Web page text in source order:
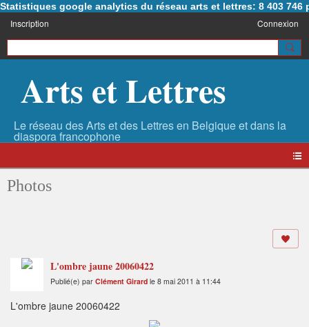
Statistiques google analytics du réseau arts et lettres: 8 403 746
Inscription Connexion
Arts et Lettres
Photos
L'ombre jaune 20060422
Publié(e) par Clément Girard le 8 mai 2011 à 11:44
L'ombre jaune 20060422